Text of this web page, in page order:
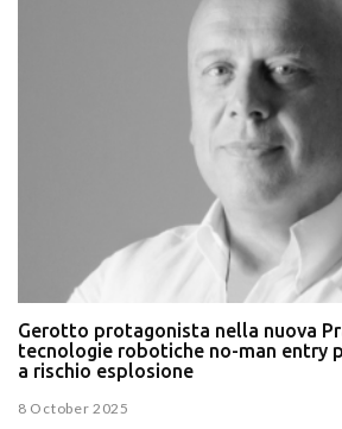
Gerotto protagonista nella nuova
tecnologie robotiche no-man entry
a rischio esplosione
8 October 2025